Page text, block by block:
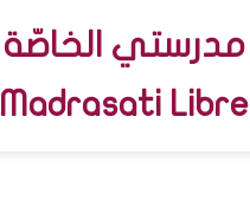
مدرستي الخاصّة
Madrasati Libre